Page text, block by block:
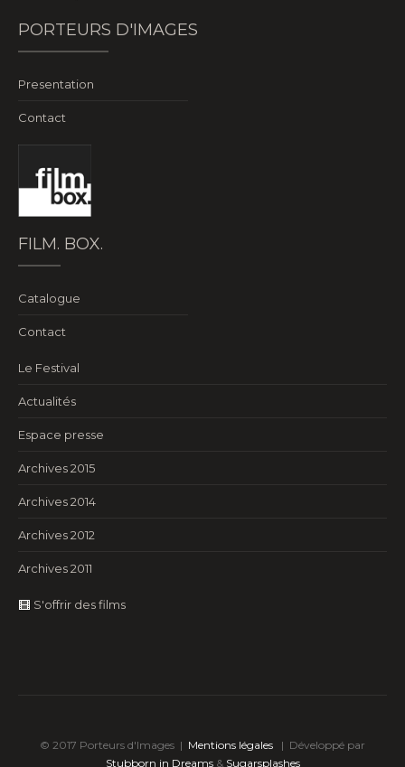
PORTEURS D'IMAGES
Presentation
Contact
FILM. BOX.
Catalogue
Contact
Le Festival
Actualités
Espace presse
Archives 2015
Archives 2014
Archives 2012
Archives 2011
S'offrir des films
© 2017 Porteurs d'Images | Mentions légales | Développé par
Stubborn in Dreams& Sugarsplashes